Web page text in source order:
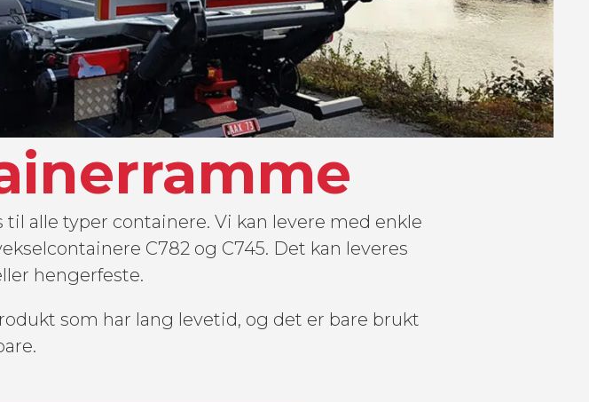
alle typer containere. Vi kan levere med enkle
C782 og C745. Det kan leveres
hengerfeste.
som har lang levetid, og det er bare brukt